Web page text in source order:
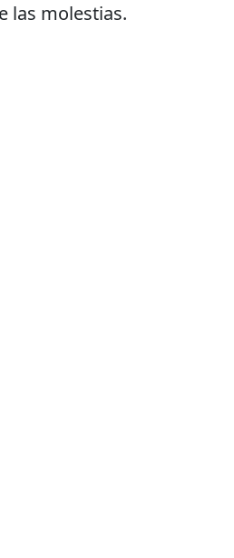
las molestias.